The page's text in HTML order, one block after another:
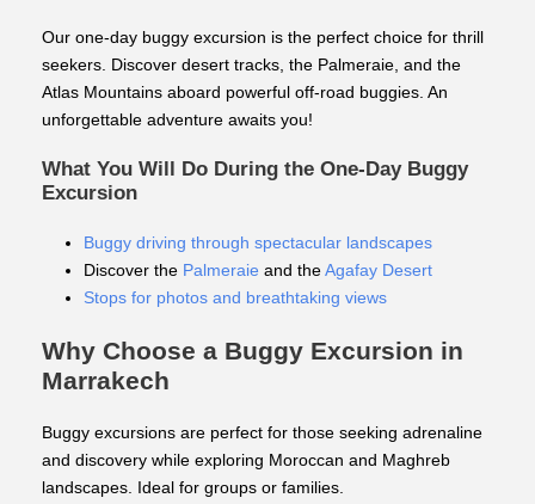
Our one-day buggy excursion is the perfect choice for thrill
seekers. Discover desert tracks, the Palmeraie, and the
Atlas Mountains aboard powerful off-road buggies. An
unforgettable adventure awaits you!
What You Will Do During the One-Day Buggy
Excursion
Buggy driving through spectacular landscapes
Discover the Palmeraie and theAgafay Desert
Stops for photos and breathtaking views
Why Choose a Buggy Excursion in
Marrakech
Buggy excursions are perfect for those seeking adrenaline
and discovery while exploring Moroccan and Maghreb
landscapes. Ideal for groups or families.